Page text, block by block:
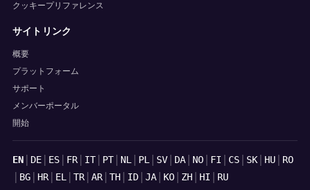
クッキープリファレンス
サイトリンク
概要
プラットフォーム
サポート
メンバーポータル
開始
言語
EN| DE| ES| FR| IT| PT| NL | PL | SV| DA| NO| FI | CS| SK| HU| RO
| BG| HR| EL | TR| AR| TH| ID| JA| KO| ZH| HI | RU